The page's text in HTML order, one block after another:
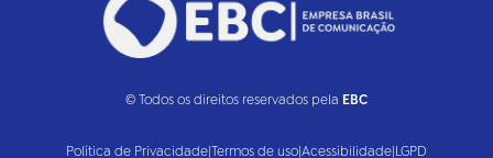
© Todos os direitos reservados pela EBC
Política de Privacidade|Termos de uso|Acessibilidade|LGPD